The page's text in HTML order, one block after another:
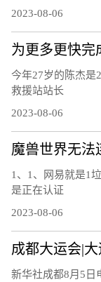
2023-08-06
为更多更快完
今年27岁的陈杰是
救援站站长
2023-08-06
魔兽世界无法
1、1、网易就是1
是正在认证
2023-08-06
新华社成都8月5日